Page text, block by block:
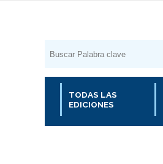
TODAS LAS
EDICIONES